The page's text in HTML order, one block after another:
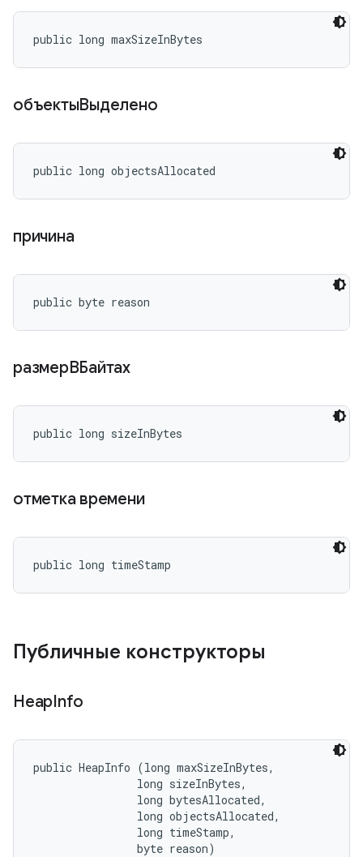
public long maxSizeInBytes
объектыВыделено
public long objectsAllocated
причина
public byte reason
размерВБайтах
public long sizeInBytes
отметка времени
public long timeStamp
Публичные конструкторы
HeapInfo
public HeapInfo (long maxSizeInBytes,
                long sizeInBytes,
                long bytesAllocated,
                long objectsAllocated,
                long timeStamp,
                byte reason)